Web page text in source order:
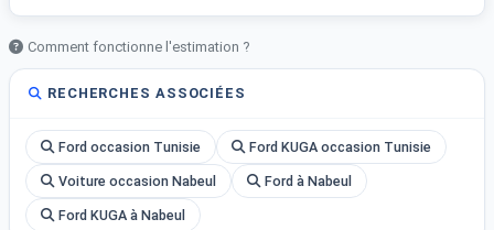
Comment fonctionne l'estimation ?
RECHERCHES ASSOCIÉES
Ford occasion Tunisie Ford KUGA occasion Tunisie
Voiture occasion Nabeul Ford à Nabeul
Ford KUGA à Nabeul